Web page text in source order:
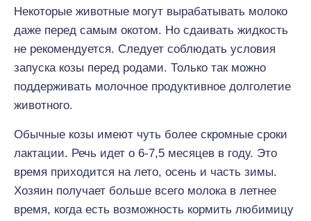
Некоторые животные могут вырабатывать молоко
даже перед самым окотом. Но сдаивать жидкость
не рекомендуется. Следует соблюдать условия
запуска козы перед родами. Только так можно
поддерживать молочное продуктивное долголетие
животного.
Обычные козы имеют чуть более скромные сроки
лактации. Речь идет о 6-7,5 месяцев в году. Это
время приходится на лето, осень и часть зимы.
Хозяин получает больше всего молока в летнее
время, когда есть возможность кормить любимицу